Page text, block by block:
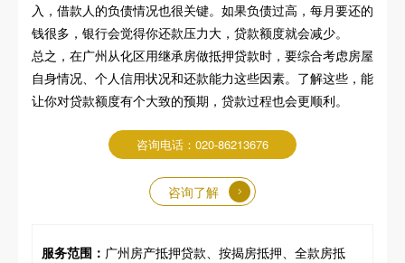
入，借款人的负债情况也很关键。如果负债过高，每月要还的
钱很多，银行会觉得你还款压力大，贷款额度就会减少。
总之，在广州从化区用继承房做抵押贷款时，要综合考虑房屋
自身情况、个人信用状况和还款能力这些因素。了解这些，能
让你对贷款额度有个大致的预期，贷款过程也会更顺利。
咨询电话：020-86213676
咨询了解
服务范围： 广州房产抵押贷款、按揭房抵押、全款房抵